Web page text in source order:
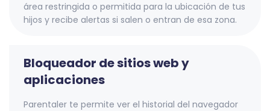
área restringida o permitida para la ubicación de tus
hijos y recibe alertas si salen o entran de esa zona.
Bloqueador de sitios web y
aplicaciones
Parentaler te permite ver el historial del navegador